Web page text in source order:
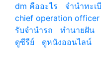
dm คืออะไร
จํานําทะเ
chief operation officer
รับจํานํารถ
ทํานายฝัน
ดูซีรีย์
ดูหนังออนไลน์